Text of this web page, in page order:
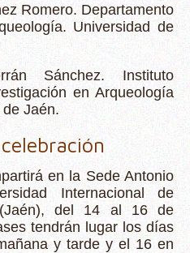
Romero. Departamento
Universidad de
Sánchez. Instituto
en Arqueología
Jaén.
en la Sede Antonio
Internacional de
del 14 al 16 de
tendrán lugar los días
y tarde y el 16 en